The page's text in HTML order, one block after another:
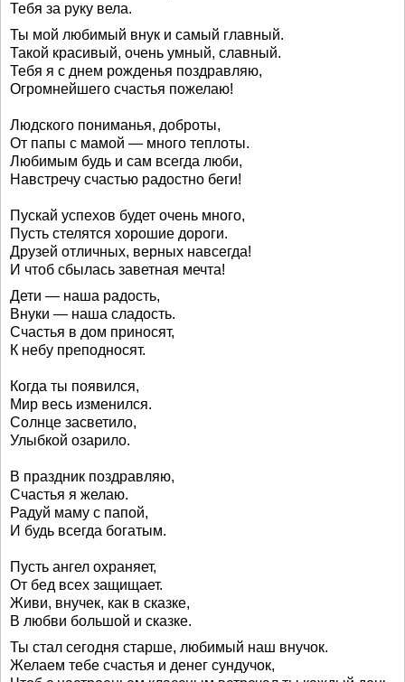
Тебя за руку вела.
Ты мой любимый внук и самый главный.
Такой красивый, очень умный, славный.
Тебя я с днем рожденья поздравляю,
Огромнейшего счастья пожелаю!
Людского пониманья, доброты,
От папы с мамой — много теплоты.
Любимым будь и сам всегда люби,
Навстречу счастью радостно беги!
Пускай успехов будет очень много,
Пусть стелятся хорошие дороги.
Друзей отличных, верных навсегда!
И чтоб сбылась заветная мечта!
Дети — наша радость,
Внуки — наша сладость.
Счастья в дом приносят,
К небу преподносят.
Когда ты появился,
Мир весь изменился.
Солнце засветило,
Улыбкой озарило.
В праздник поздравляю,
Счастья я желаю.
Радуй маму с папой,
И будь всегда богатым.
Пусть ангел охраняет,
От бед всех защищает.
Живи, внучек, как в сказке,
В любви большой и сказке.
Ты стал сегодня старше, любимый наш внучок.
Желаем тебе счастья и денег сундучок,